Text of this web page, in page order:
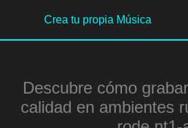
contenido
Crea tu propia Música
Descubre cómo
calidad en ambientes